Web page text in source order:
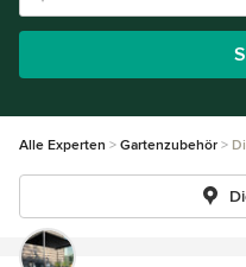
Alle Experten Gartenzubehör